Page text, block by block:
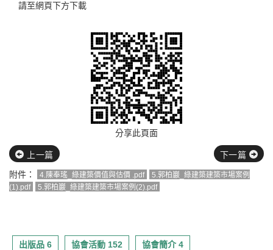
請至網頁下方下載
分享此頁面
上一篇
下一篇
附件：
4.陳奉瑤_綠建築價值與估價 .pdf
5.郭柏巖_綠建築建築市場案例
(1).pdf
5.郭柏巖_綠建築建築市場案例(2).pdf
出版品 6 協會活動 152 協會簡介 4